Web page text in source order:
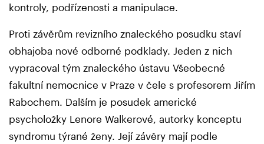
kontroly, podřízenosti a manipulace.
Proti závěrům revizního znaleckého posudku staví
obhajoba nové odborné podklady. Jeden z nich
vypracoval tým znaleckého ústavu Všeobecné
fakultní nemocnice v Praze v čele s profesorem Jiřím
Rabochem. Dalším je posudek americké
psycholožky Lenore Walkerové, autorky konceptu
syndromu týrané ženy. Její závěry mají podle